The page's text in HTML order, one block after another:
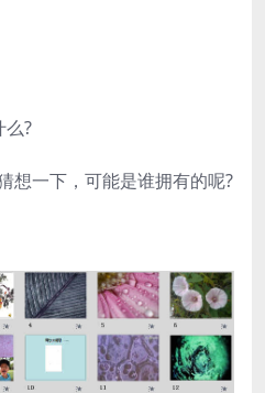
么?
想一下，可能是谁拥有的呢?